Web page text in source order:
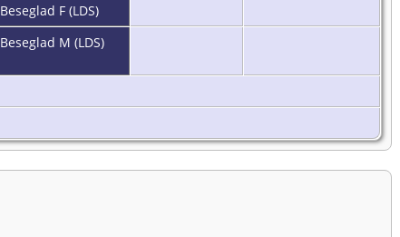
Beseglad F (LDS)
Beseglad M (LDS)